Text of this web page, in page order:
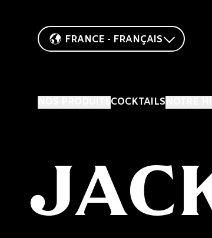
FRANCE - FRANÇAIS
COCKTAILS